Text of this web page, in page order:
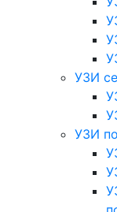
УЗИ
УЗИ